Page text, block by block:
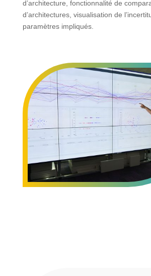
d’architecture, fonctionnalité de
d’architectures, visualisation de
paramètres impliqués.